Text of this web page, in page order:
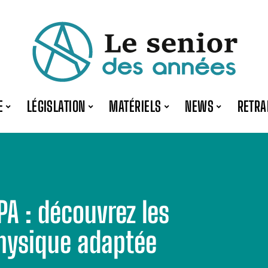
LÉGISLATION MATÉRIELS NEWS
: découvrez les
adaptée